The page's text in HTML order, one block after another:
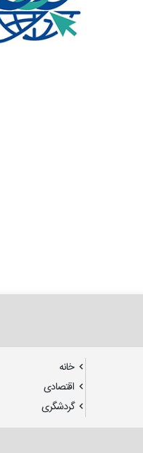
خانه
اقتصادی
گردشگری